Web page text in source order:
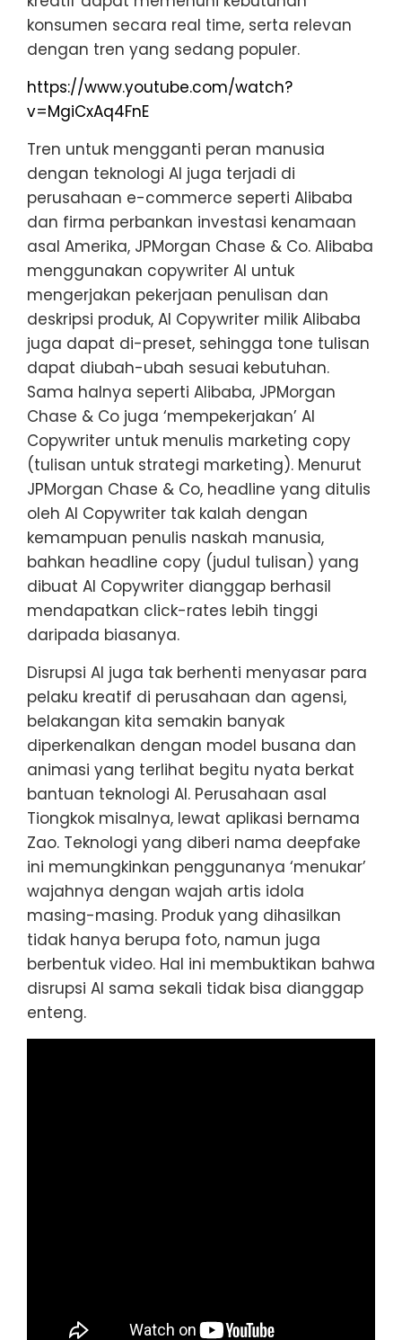
konsumen secara real time, serta relevan
dengan tren yang sedang populer.
https://www.youtube.com/watch?
v=MgiCxAq4FnE
Tren untuk mengganti peran manusia
dengan teknologi AI juga terjadi di
perusahaan e-commerce seperti Alibaba
dan firma perbankan investasi kenamaan
asal Amerika, JPMorgan Chase & Co. Alibaba
menggunakan copywriter AI untuk
mengerjakan pekerjaan penulisan dan
deskripsi produk, AI Copywriter milik Alibaba
juga dapat di-preset, sehingga tone tulisan
dapat diubah-ubah sesuai kebutuhan.
Sama halnya seperti Alibaba, JPMorgan
Chase & Co juga ‘mempekerjakan’ AI
Copywriter untuk menulis marketing copy
(tulisan untuk strategi marketing). Menurut
JPMorgan Chase & Co, headline yang ditulis
oleh AI Copywriter tak kalah dengan
kemampuan penulis naskah manusia,
bahkan headline copy (judul tulisan) yang
dibuat AI Copywriter dianggap berhasil
mendapatkan click-rates lebih tinggi
daripada biasanya.
Disrupsi AI juga tak berhenti menyasar para
pelaku kreatif di perusahaan dan agensi,
belakangan kita semakin banyak
diperkenalkan dengan model busana dan
animasi yang terlihat begitu nyata berkat
bantuan teknologi AI. Perusahaan asal
Tiongkok misalnya, lewat aplikasi bernama
Zao. Teknologi yang diberi nama deepfake
ini memungkinkan penggunanya ‘menukar’
wajahnya dengan wajah artis idola
masing-masing. Produk yang dihasilkan
tidak hanya berupa foto, namun juga
berbentuk video. Hal ini membuktikan bahwa
disrupsi AI sama sekali tidak bisa dianggap
enteng.